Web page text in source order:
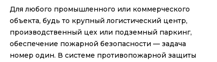
Для любого промышленного или коммерческого
объекта, будь то крупный логистический центр,
производственный цех или подземный паркинг,
обеспечение пожарной безопасности — задача
номер один. В системе противопожарной защиты